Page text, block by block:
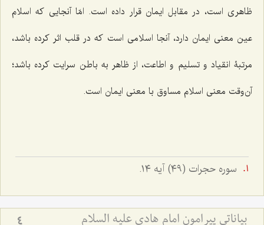
ظاهری است، در مقابل ایمان قرار داده است. امّا آنجایی که اسلام
عین معنی ایمان دارد، آنجا اسلامی است که در قلب اثر کرده باشد،
مرتبۀ انقیاد و تسلیم و اطاعت، از ظاهر به باطن سرایت کرده باشد؛
آن‌وقت معنی اسلام مساوق با معنی ایمان است.
سوره حجرات (٤٩) آیه ١٤.
بیاناتی پیرامون امام هادی علیه السلام